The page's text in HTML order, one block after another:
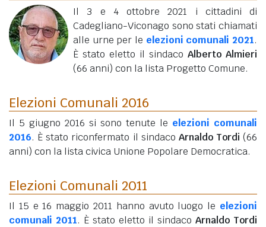
Il 3 e 4 ottobre 2021 i cittadini di
Cadegliano-Viconago sono stati chiamati
alle urne per le elezioni comunali 2021.
È stato eletto il sindaco Alberto Almieri
(66 anni) con la lista Progetto Comune.
Elezioni Comunali 2016
Il 5 giugno 2016 si sono tenute le elezioni comunali
2016. È stato riconfermato il sindaco Arnaldo Tordi (66
anni) con la lista civica Unione Popolare Democratica.
Elezioni Comunali 2011
Il 15 e 16 maggio 2011 hanno avuto luogo le elezioni
comunali 2011. È stato eletto il sindaco Arnaldo Tordi